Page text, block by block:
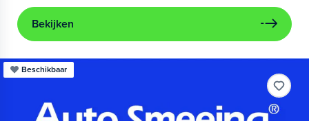
Bekijken
Beschikbaar